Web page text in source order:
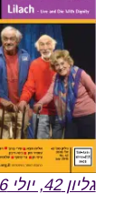
גליון 42, יולי 2016